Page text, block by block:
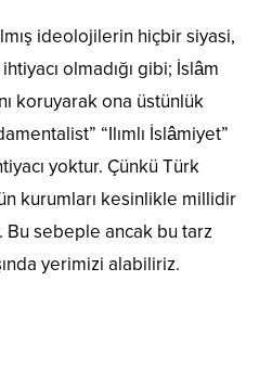
ideolojilerin hiçbir siyasi,
olmadığı gibi; İslâm
koruyarak ona üstünlük
“Ilımlı İslâmiyet”
yoktur. Çünkü Türk
kurumları kesinlikle millidir
Bu sebeple ancak bu tarz
yerimizi alabiliriz.